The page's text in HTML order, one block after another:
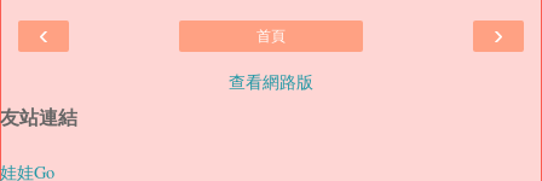
‹ ›
首頁
查看網路版
友站連結
娃娃Go